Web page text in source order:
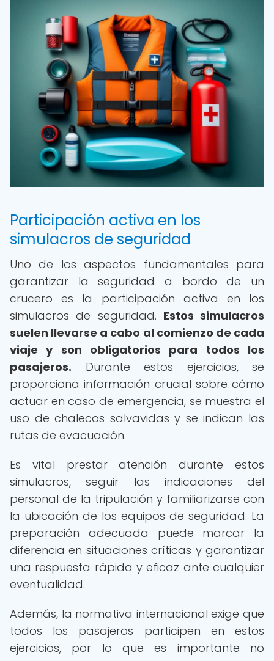
Participación activa en los
simulacros de seguridad
Uno de los aspectos fundamentales para
garantizar la seguridad a bordo de un
crucero es la participación activa en los
simulacros de seguridad. Estos simulacros
suelen llevarse a cabo al comienzo de cada
viaje y son obligatorios para todos los
pasajeros. Durante estos ejercicios, se
proporciona información crucial sobre cómo
actuar en caso de emergencia, se muestra el
uso de chalecos salvavidas y se indican las
rutas de evacuación.
Es vital prestar atención durante estos
simulacros, seguir las indicaciones del
personal de la tripulación y familiarizarse con
la ubicación de los equipos de seguridad. La
preparación adecuada puede marcar la
diferencia en situaciones críticas y garantizar
una respuesta rápida y eficaz ante cualquier
eventualidad.
Además, la normativa internacional exige que
todos los pasajeros participen en estos
ejercicios, por lo que es importante no